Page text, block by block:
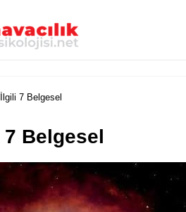
7 Belgesel
Belgesel